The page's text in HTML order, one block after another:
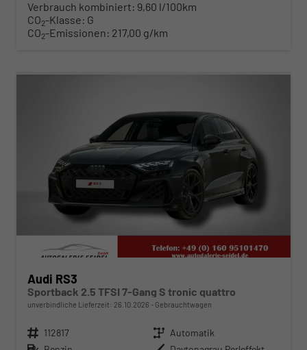
Verbrauch kombiniert: 9,60 l/100km
CO2-Klasse: G
CO2-Emissionen: 217,00 g/km
Audi RS3
Sportback 2.5 TFSI 7-Gang S tronic quattro
unverbindliche Lieferzeit: 26.10.2026 Gebrauchtwagen
Fahrzeugnr. 112817 Getriebe Automatik